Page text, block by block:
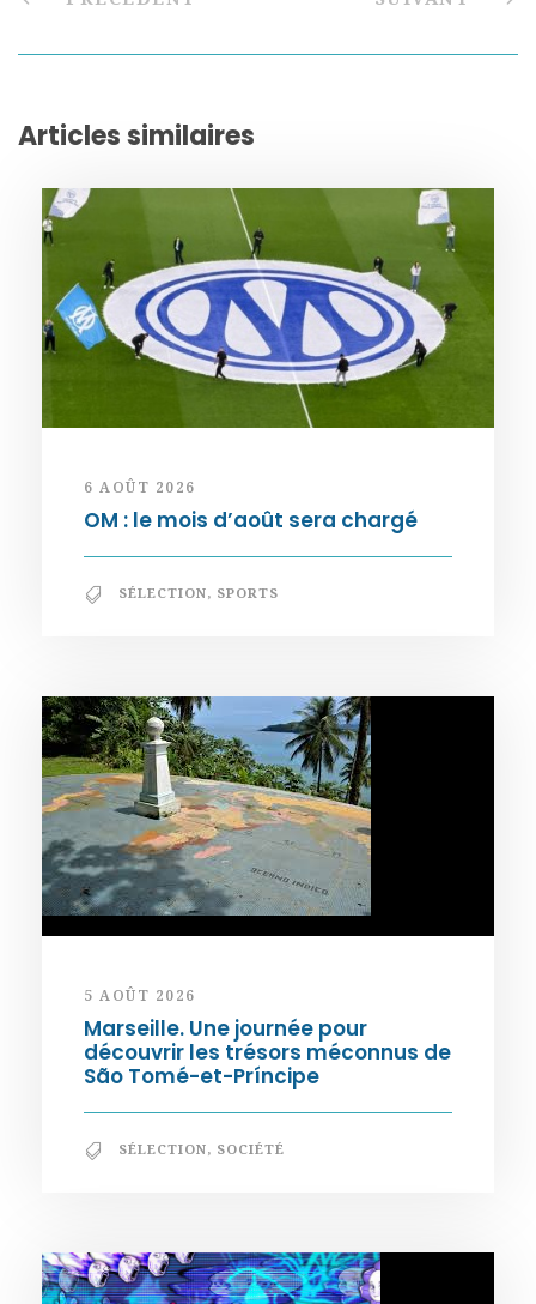
Articles similaires
6 AOÛT 2026
OM : le mois d’août sera chargé
SÉLECTION, SPORTS
5 AOÛT 2026
Marseille. Une journée pour
découvrir les trésors méconnus de
São Tomé-et-Príncipe
SÉLECTION, SOCIÉTÉ